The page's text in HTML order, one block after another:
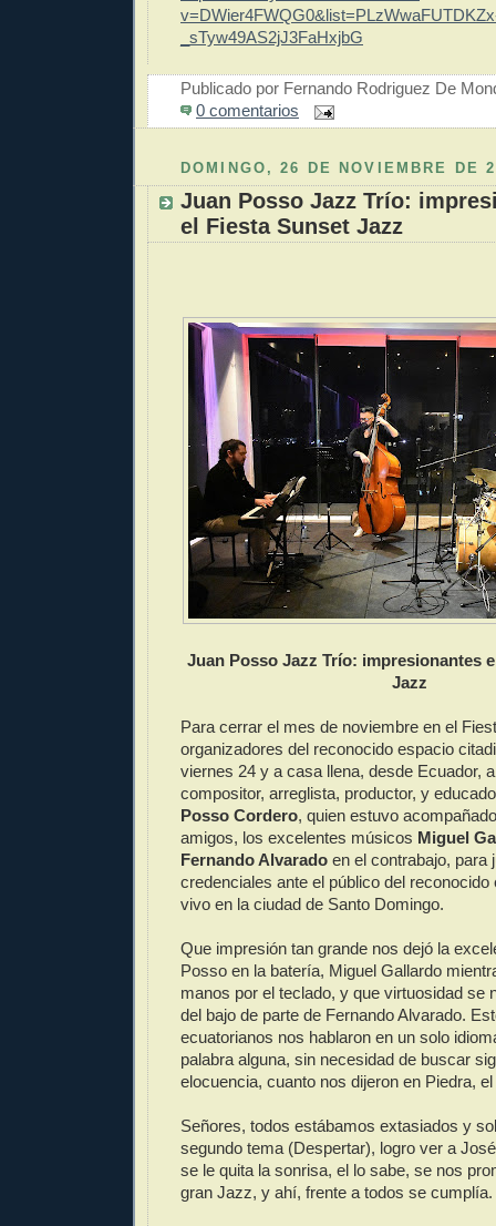
_sTyw49AS2jJ3FaHxjbG
Publicado por Fernando Rodriguez De
0 comentarios
DOMINGO, 26 DE NOVIEMBRE DE
Juan Posso Jazz Trío:
el Fiesta Sunset Jazz
Juan Posso Jazz Trío: impresionantes
Jazz
Para cerrar el mes de noviembre en el
organizadores del reconocido espacio
viernes 24 y a casa llena, desde Ecuador,
compositor, arreglista, productor, y
Posso Cordero, quien estuvo
amigos, los excelentes músicos Miguel
Fernando Alvarado en el contrabajo, para
credenciales ante el público del
vivo en la ciudad de Santo Domingo.
Que impresión tan grande nos dejó la
Posso en la batería, Miguel Gallardo
manos por el teclado, y que virtuosidad se
del bajo de parte de Fernando Alvarado.
ecuatorianos nos hablaron en un solo
palabra alguna, sin necesidad de buscar
elocuencia, cuanto nos dijeron en Piedra,
Señores, todos estábamos extasiados y
segundo tema (Despertar), logro ver a
se le quita la sonrisa, el lo sabe, se nos
gran Jazz, y ahí, frente a todos se cumplía.